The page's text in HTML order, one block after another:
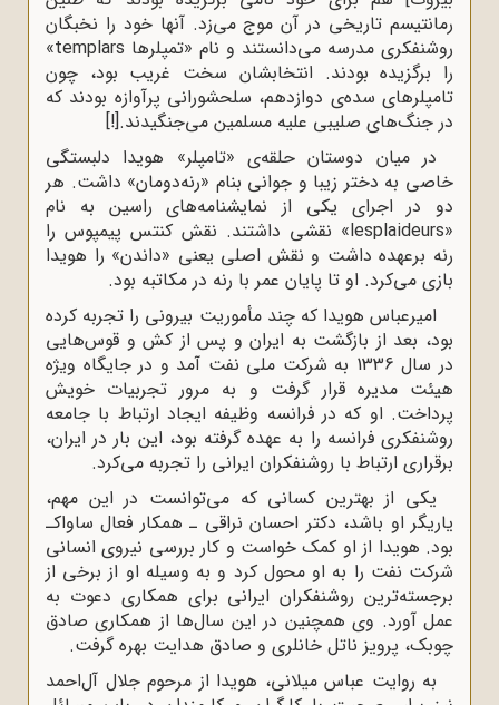
رمانتیسم تاریخى در آن موج مى‌زد. آنها خود را نخبگان
روشنفکرى مدرسه مى‌دانستند و نام «تمپلرها templars»
را برگزیده بودند. انتخابشان سخت غریب بود، چون
تامپلرهاى سده‌ى دوازدهم، سلحشورانى پرآوازه بودند که
در جنگ‌هاى صلیبى علیه مسلمین مى‌جنگیدند.[!]
در میان دوستان حلقه‌ى «تامپلر» هویدا دلبستگى
خاصى به دختر زیبا و جوانى بنام «رنه‌دومان» داشت. هر
دو در اجراى یکى از نمایشنامه‌هاى راسین به نام
«lesplaideurs» نقشى داشتند. نقش کنتس پیمپوس را
رنه برعهده داشت و نقش اصلى یعنى «داندن» را هویدا
بازى مى‌کرد. او تا پایان عمر با رنه در مکاتبه بود.
امیرعباس هویدا که چند مأموریت بیرونى را تجربه کرده
بود، بعد از بازگشت به ایران و پس از کش و قوس‌هایى
در سال 1336 به شرکت ملى نفت آمد و در جایگاه ویژه
هیئت مدیره قرار گرفت و به مرور تجربیات خویش
پرداخت. او که در فرانسه وظیفه ایجاد ارتباط با جامعه
روشنفکرى فرانسه را به عهده گرفته بود، این بار در ایران،
برقرارى ارتباط با روشنفکران ایرانى را تجربه مى‌کرد.
یکى از بهترین کسانى که مى‌توانست در این مهم،
یاریگر او باشد، دکتر احسان نراقى ـ همکار فعال ساواکـ
بود. هویدا از او کمک خواست و کار بررسى نیروى انسانى
شرکت نفت را به او محول کرد و به وسیله او از برخى از
برجسته‌ترین روشنفکران ایرانى براى همکارى دعوت به
عمل آورد. وى همچنین در این سال‌ها از همکارى صادق
چوبک، پرویز ناتل خانلرى و صادق هدایت بهره گرفت.
به روایت عباس میلانى، هویدا از مرحوم جلال آل‌احمد